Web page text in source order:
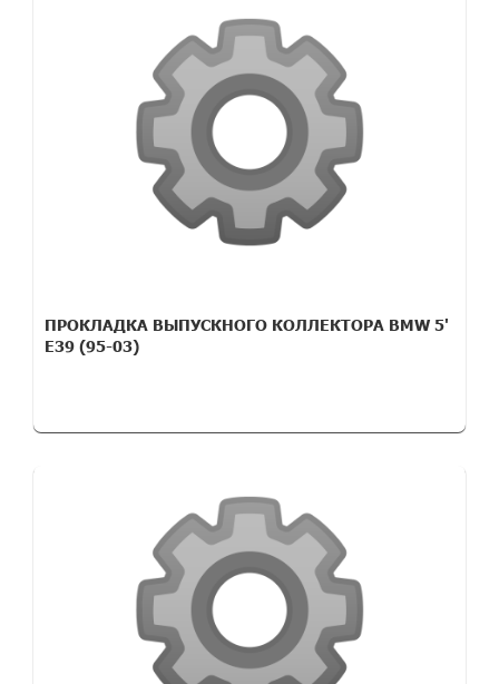
ПРОКЛАДКА ВЫПУСКНОГО КОЛЛЕКТОРА BMW 5'
E39 (95-03)